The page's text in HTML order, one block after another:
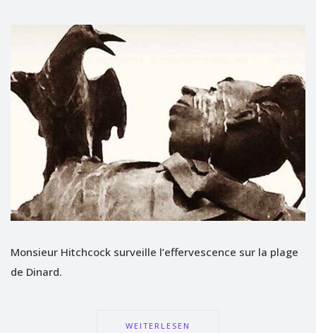
Monsieur Hitchcock surveille l’effervescence sur la plage
de Dinard.
WEITERLESEN